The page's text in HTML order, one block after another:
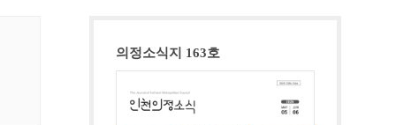
의정소식지 163호